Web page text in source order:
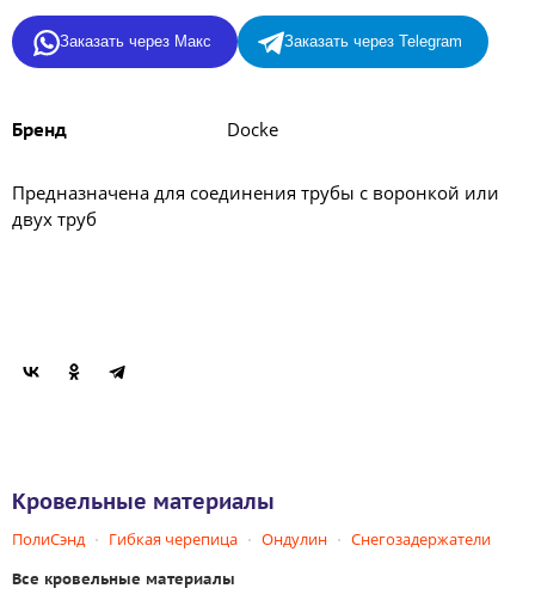
Заказать через Макс Заказать через Telegram
Бренд Docke
Предназначена для соединения трубы с воронкой или
двух труб
Кровельные материалы
ПолиСэнд Гибкая черепица Ондулин Снегозадержатели
Все кровельные материалы